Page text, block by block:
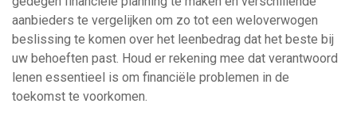
aanbieders te vergelijken om zo tot een weloverwogen
beslissing te komen over het leenbedrag dat het beste bij
uw behoeften past. Houd er rekening mee dat verantwoord
lenen essentieel is om financiële problemen in de
toekomst te voorkomen.